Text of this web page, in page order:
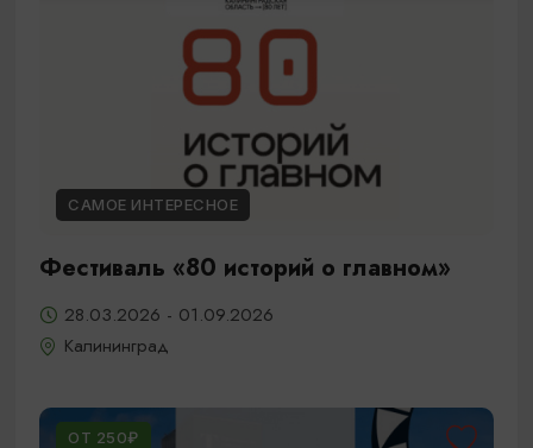
САМОЕ ИНТЕРЕСНОЕ
Фестиваль «80 историй о главном»
28.03.2026 - 01.09.2026
Калининград
ОТ 250₽